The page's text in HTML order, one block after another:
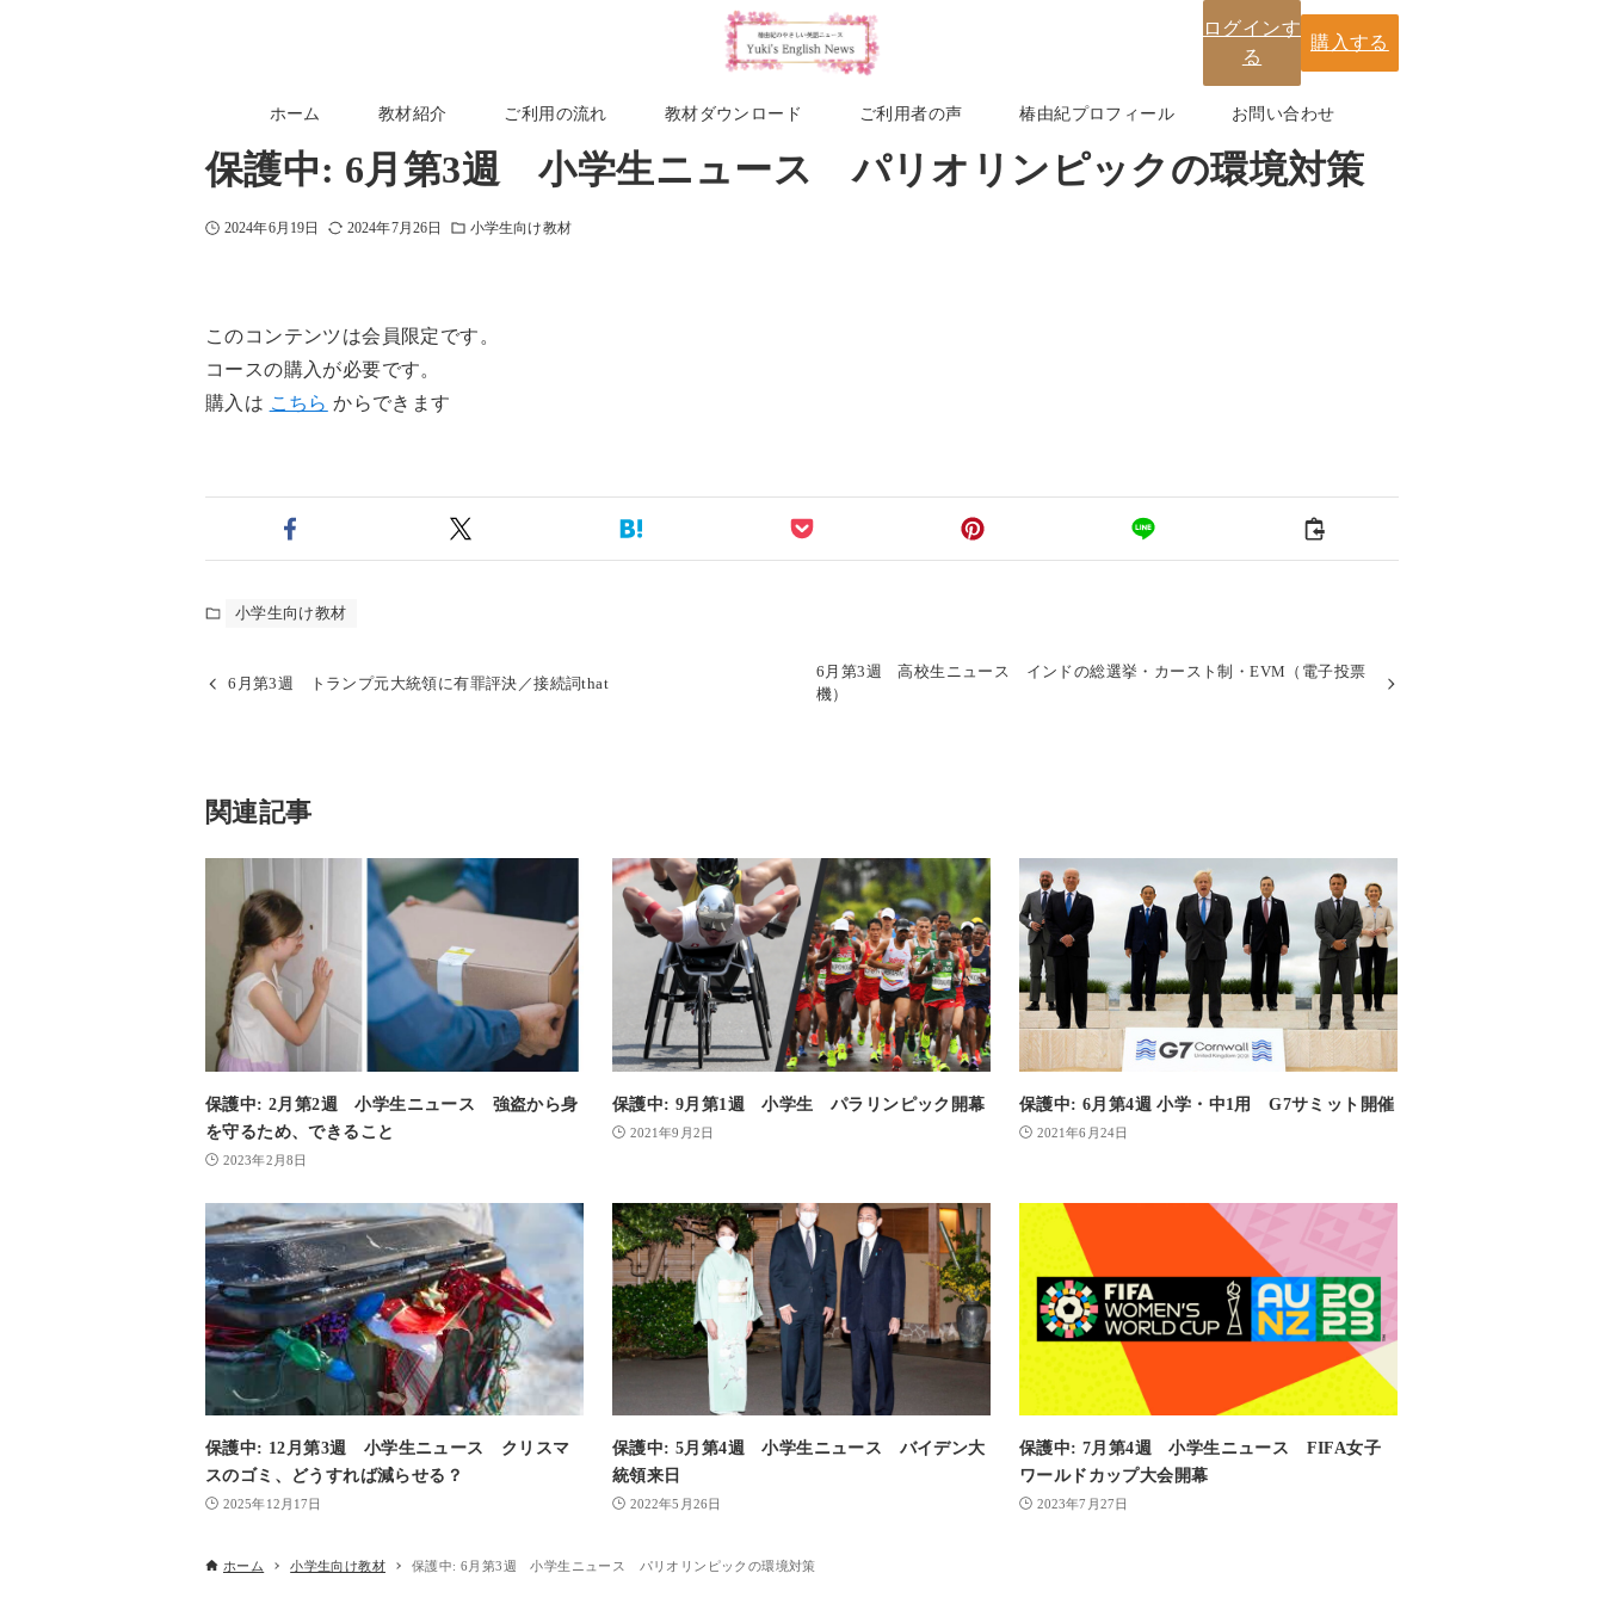
ログインす
る
購入する
ホーム 教材紹介 ご利用の流れ 教材ダウンロード ご利用者の声 椿由紀プロフィール お問い合わせ
保護中: 6月第3週 小学生ニュース パリオリンピックの環境対策
2024年6月19日 2024年7月26日 小学生向け教材
このコンテンツは会員限定です。
コースの購入が必要です。
購入は こちら からできます
小学生向け教材
6月第3週 トランプ元大統領に有罪評決／接続詞that
6月第3週 高校生ニュース インドの総選挙・カースト制・EVM（電子投票
機）
関連記事
保護中: 2月第2週 小学生ニュース 強盗から身
を守るため、できること
2023年2月8日
保護中: 9月第1週 小学生 パラリンピック開幕
2021年9月2日
保護中: 6月第4週 小学・中1用 G7サミット開催
2021年6月24日
保護中: 12月第3週 小学生ニュース クリスマ
スのゴミ、どうすれば減らせる？
2025年12月17日
保護中: 5月第4週 小学生ニュース バイデン大
統領来日
2022年5月26日
保護中: 7月第4週 小学生ニュース FIFA女子
ワールドカップ大会開幕
2023年7月27日
ホーム 小学生向け教材 保護中: 6月第3週 小学生ニュース パリオリンピックの環境対策